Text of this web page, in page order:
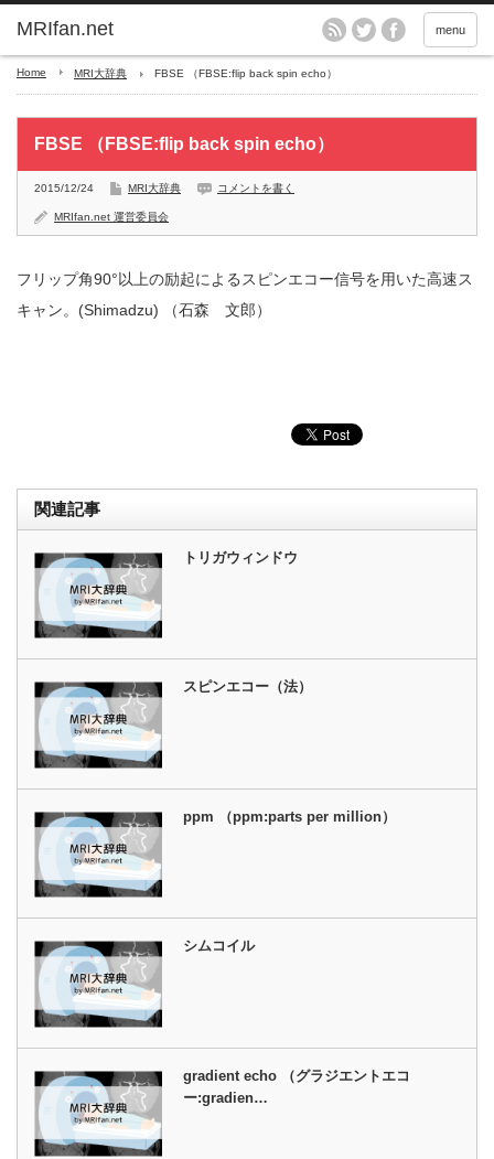
MRIfan.net menu
Home MRI大辞典 FBSE （FBSE:flip back spin echo）
FBSE （FBSE:flip back spin echo）
2015/12/24 MRI大辞典 コメントを書く
MRIfan.net 運営委員会
フリップ角90°以上の励起によるスピンエコー信号を用いた高速ス
キャン。(Shimadzu) （石森 文郎）
関連記事
トリガウィンドウ
スピンエコー（法）
ppm （ppm:parts per million）
シムコイル
gradient echo （グラジエントエコ
ー:gradien…